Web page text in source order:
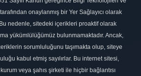
onaylanmış bir Yer Sağlayıcı olarak
nedenle, sitedeki içerikleri proaktif olarak
yükümlülüğümüz bulunmamaktadır. Ancak,
sorumluluğunu taşımakta olup, siteye
kabul etmiş sayılırlar. Bu internet sitesi,
veya şahıs şirketi ile hiçbir bağlantısı